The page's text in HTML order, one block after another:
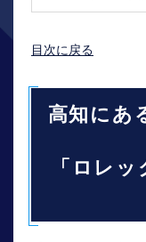
目次に戻る
高知にあ
「ロレ